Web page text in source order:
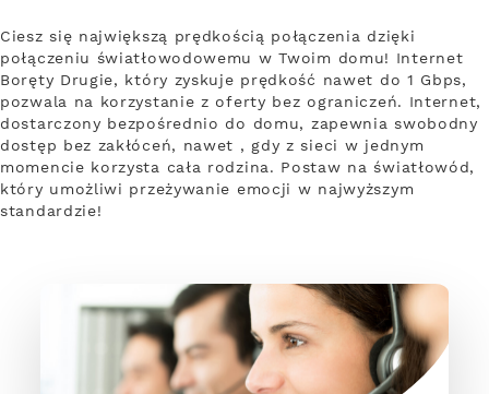
Ciesz się największą prędkością połączenia dzięki
połączeniu światłowodowemu w Twoim domu! Internet
Boręty Drugie, który zyskuje prędkość nawet do 1 Gbps,
pozwala na korzystanie z oferty bez ograniczeń. Internet,
dostarczony bezpośrednio do domu, zapewnia swobodny
dostęp bez zakłóceń, nawet , gdy z sieci w jednym
momencie korzysta cała rodzina. Postaw na światłowód,
który umożliwi przeżywanie emocji w najwyższym
standardzie!